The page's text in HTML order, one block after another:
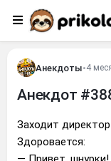
Перейти к контенту
Анекдоты•4
Анекдот
Заходит
Здоровается: